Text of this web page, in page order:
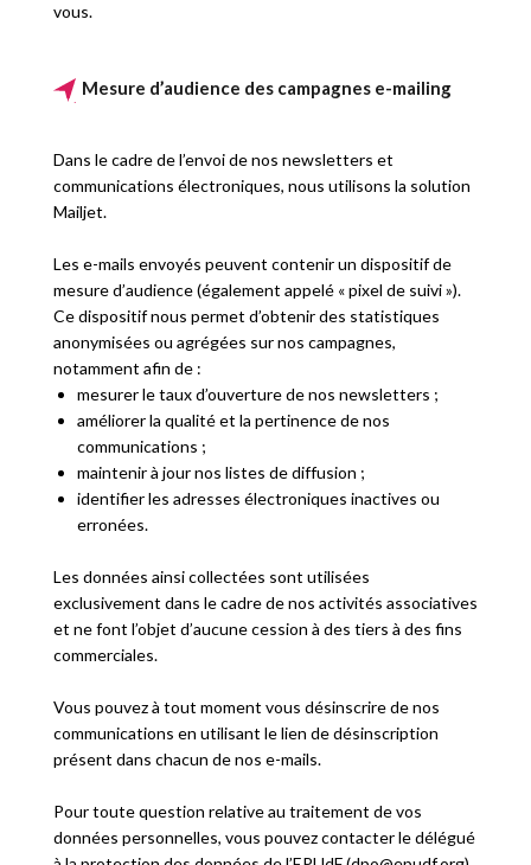
vous.
Mesure d’audience des campagnes e-mailing
Dans le cadre de l’envoi de nos newsletters et
communications électroniques, nous utilisons la solution
Mailjet.
Les e-mails envoyés peuvent contenir un dispositif de
mesure d’audience (également appelé « pixel de suivi »).
Ce dispositif nous permet d’obtenir des statistiques
anonymisées ou agrégées sur nos campagnes,
notamment afin de :
mesurer le taux d’ouverture de nos newsletters ;
améliorer la qualité et la pertinence de nos
communications ;
maintenir à jour nos listes de diffusion ;
identifier les adresses électroniques inactives ou
erronées.
Les données ainsi collectées sont utilisées
exclusivement dans le cadre de nos activités associatives
et ne font l’objet d’aucune cession à des tiers à des fins
commerciales.
Vous pouvez à tout moment vous désinscrire de nos
communications en utilisant le lien de désinscription
présent dans chacun de nos e-mails.
Pour toute question relative au traitement de vos
données personnelles, vous pouvez contacter le délégué